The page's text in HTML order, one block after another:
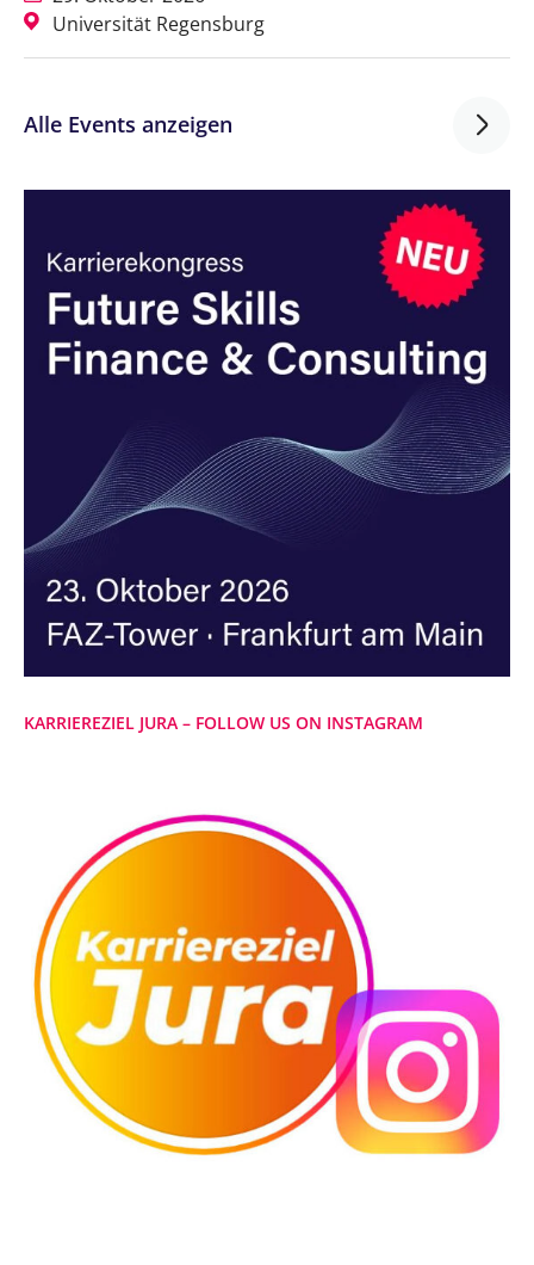
Universität Regensburg
Alle Events anzeigen
KARRIEREZIEL JURA – FOLLOW US ON INSTAGRAM